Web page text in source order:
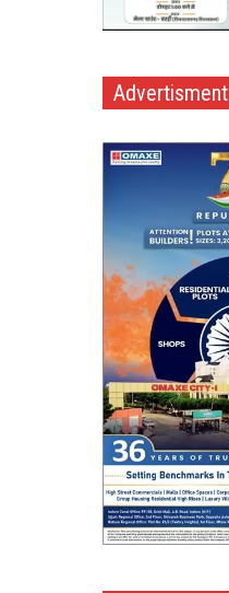
Advertisment